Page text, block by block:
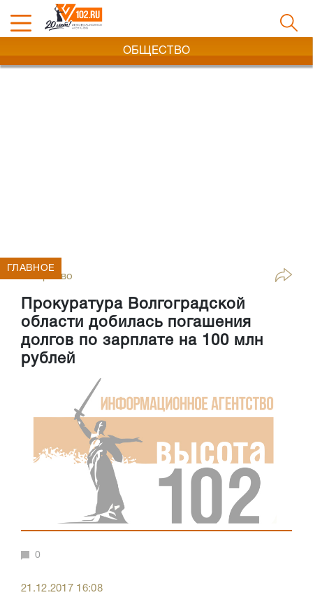
ОБЩЕСТВО
Общество
Прокуратура Волгоградской
области добилась погашения
долгов по зарплате на 100 млн
рублей
ГЛАВНОЕ
0
21.12.2017 16:08